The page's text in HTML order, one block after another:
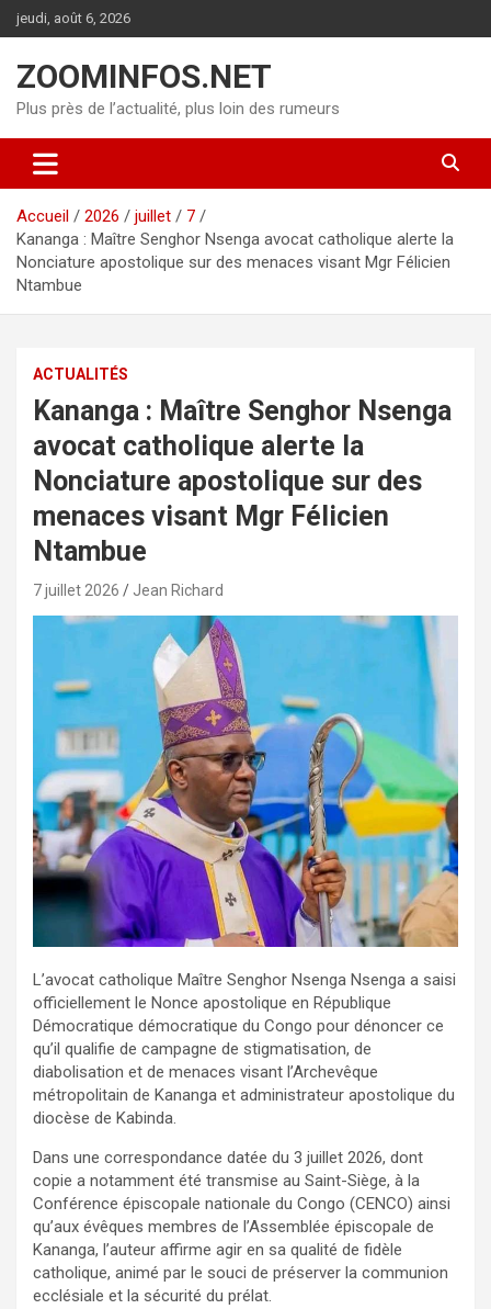
Aller
au
jeudi, août 6, 2026
ZOOMINFOS.NET
Plus près de l’actualité, plus loin des rumeurs
Accueil 2026 juillet
7
Kananga : Maître Senghor Nsenga avocat catholique alerte la
Nonciature apostolique sur des menaces visant Mgr Félicien
Ntambue
ACTUALITÉS
Kananga : Maître Senghor Nsenga
avocat catholique alerte la
Nonciature apostolique sur des
menaces visant Mgr Félicien
Ntambue
7 juillet 2026 Jean Richard
L’avocat catholique Maître Senghor Nsenga Nsenga a saisi
officiellement le Nonce apostolique en République
Démocratique démocratique du Congo pour dénoncer ce
qu’il qualifie de campagne de stigmatisation, de
diabolisation et de menaces visant l’Archevêque
métropolitain de Kananga et administrateur apostolique du
diocèse de Kabinda.
Dans une correspondance datée du 3 juillet 2026, dont
copie a notamment été transmise au Saint-Siège, à la
Conférence épiscopale nationale du Congo (CENCO) ainsi
qu’aux évêques membres de l’Assemblée épiscopale de
Kananga, l’auteur affirme agir en sa qualité de fidèle
catholique, animé par le souci de préserver la communion
ecclésiale et la sécurité du prélat.